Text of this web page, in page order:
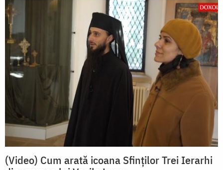
(Video) Cum arată icoana Sfinților Trei Ierarhi